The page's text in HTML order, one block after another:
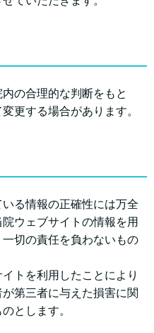
の合理的な判断をもと
更する場合があります。
る情報の正確性には万全
ウェブサイトの情報を用
切の責任を負わないもの
トを利用したことにより
第三者に与えた損害に関
とします。